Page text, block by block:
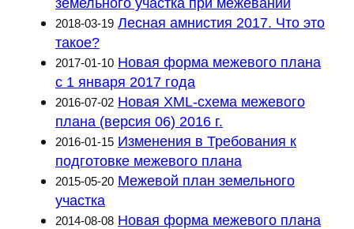
2018-03-19 Лесная амнистия 2017. Что это
такое?
2017-01-10 Новая форма межевого плана
с 1 января 2017 года
2016-07-02 Новая XML-схема межевого
плана (версия 06) 2016 г.
2016-01-15 Изменения в Требования к
подготовке межевого плана
2015-05-20 Межевой план земельного
участка
2014-08-08 Новая форма межевого плана